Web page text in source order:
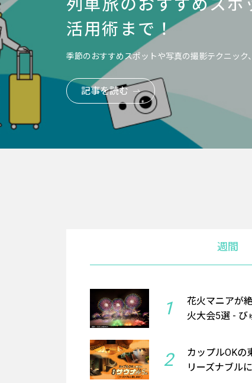
列車旅のおすすめス
活用術まで！
季節のおすすめスポットや写真の撮影テクニッ
記事を読む
週間
1
花火マニアが
火大会5選 - び
2
カップルOKの
リーズナブル